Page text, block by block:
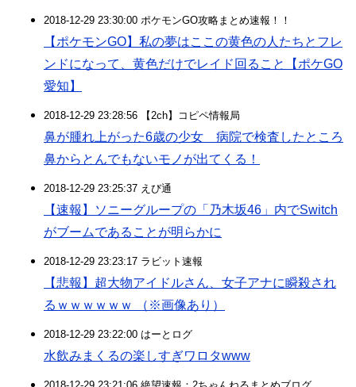
2018-12-29 23:30:00 ポケモンGO攻略まとめ速報！！
【ポケモンGO】私の夢はここの黄色の人たちとフレ
ンドになって、黄色だけでレイド回ること【ポケGO
愛知】
2018-12-29 23:28:56 【2ch】コピペ情報局
鼻が腫れ上がった6歳の少女 病院で検査したところ
鼻からとんでもないモノが出てくる！
2018-12-29 23:25:37 えび通
【速報】ソニーグループの「乃木坂46」内でSwitch
がブームであることが明らかに
2018-12-29 23:23:17 ラビット速報
【悲報】超大物アイドルさん、女子アナに瞬殺され
るｗｗｗｗｗｗ （※画像あり）
2018-12-29 23:22:00 はーとログ
水飲みまくるの楽しすぎワロタwww